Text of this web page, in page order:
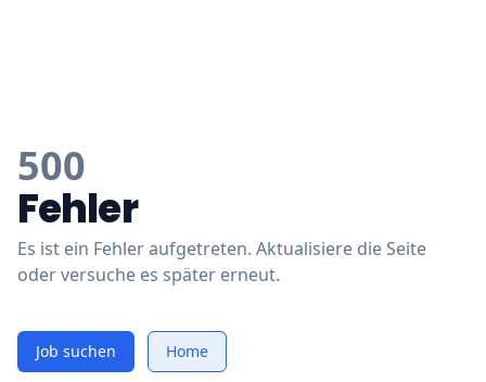
500
Fehler
Es ist ein Fehler aufgetreten. Aktualisiere die Seite
oder versuche es später erneut.
Job suchen Home